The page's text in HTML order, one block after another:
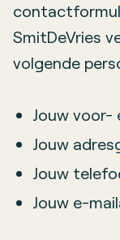
SmitDeVries
volgende
Jouw voor-
Jouw
Jouw
Jouw e-